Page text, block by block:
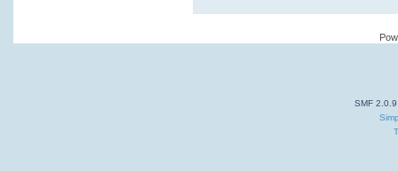
SMF 2.0.9